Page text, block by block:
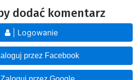
dodać komentarz
| Logowanie
przez Facebook